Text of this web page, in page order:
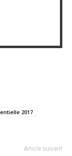
2017
Article suivant